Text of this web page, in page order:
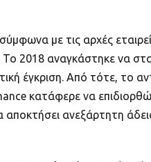
με τις αρχές
2018 αναγκάστηκε να
έγκριση. Από τότε, το
κατάφερε να
ανεξάρτητη